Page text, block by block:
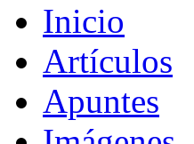
Inicio
Artículos
Apuntes